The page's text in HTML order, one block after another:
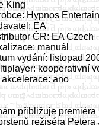
King
Hypnos
EA
ČR: EA Czech
manuál
vydání: listopad
kooperativní
ano
přibližuje
režiséra Petera